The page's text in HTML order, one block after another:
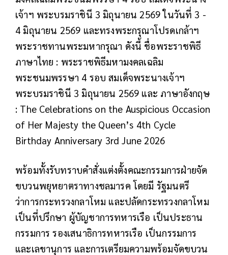
เจ้าฯ พระบรมราชินี 3 มิถุนายน 2569 ในวันที่ 3 -
4 มิถุนายน 2569 และทรงพระกรุณาโปรดเกล้าฯ
พระราชทานพระมหากรุณา ดังนี้ ชื่อพระราชพิธี
ภาษาไทย : พระราชพิธีมหามงคลเฉลิม
พระชนมพรรษา 4 รอบ สมเด็จพระนางเจ้าฯ
พระบรมราชินี 3 มิถุนายน 2569 และ ภาษาอังกฤษ
: The Celebrations on the Auspicious Occasion
of Her Majesty the Queen’s 4th Cycle
Birthday Anniversary 3rd June 2026
พร้อมทั้งรับทราบคำสั่งแต่งตั้งคณะกรรมการฝ่ายจัด
ขบวนพยุหยาตราทางชลมารค โดยมี รัฐมนตรี
ว่าการกระทรวงกลาโหม และปลัดกระทรวงกลาโหม
เป็นที่ปรึกษา ผู้บัญชาการทหารเรือ เป็นประธาน
กรรมการ รองเสนาธิการทหารเรือ เป็นกรรมการ
และเลขานุการ และการเตรียมความพร้อมจัดขบวน